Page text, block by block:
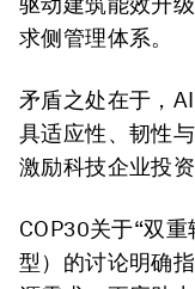
求侧管理体系。
矛盾之处在于，
具适应性、韧性
激励科技企业投
COP30关于“双
型）的讨论明确